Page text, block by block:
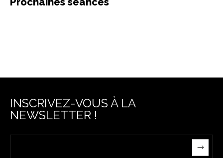
INSCRIVEZ-VOUS À LA
NEWSLETTER !